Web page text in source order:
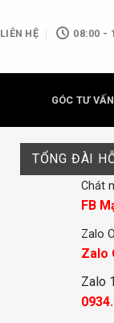
LIÊN HỆ 08:00 -
GÓC TƯ VẤN
TỔNG ĐÀI
Chát
FB
Zalo
Zalo
Zalo 1